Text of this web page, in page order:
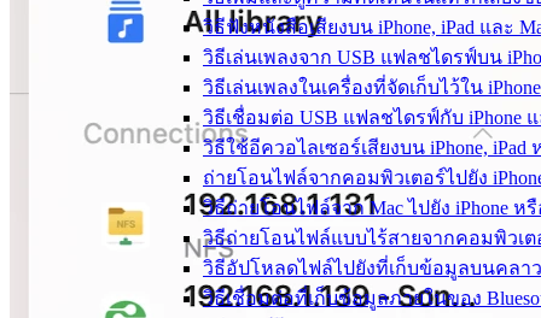
วิธีฟังหนังสือเสียงบน iPhone, iPad และ
วิธีเล่นเพลงจาก USB แฟลชไดรฟ์บน
วิธีเล่นเพลงในเครื่องที่จัดเก็บไว้ใน
วิธีเชื่อมต่อ USB แฟลชไดรฟ์กับ iPhone
วิธีใช้อีควอไลเซอร์เสียงบน iPhone, iPad
ถ่ายโอนไฟล์จากคอมพิวเตอร์ไปยัง
วิธีถ่ายโอนไฟล์จาก Mac ไปยัง iPhone หรื
วิธีถ่ายโอนไฟล์แบบไร้สายจากคอมพิวเต
วิธีอัปโหลดไฟล์ไปยังที่เก็บข้อมูลบนคลาว
วิธีเชื่อมต่อที่เก็บข้อมูลภายในของ